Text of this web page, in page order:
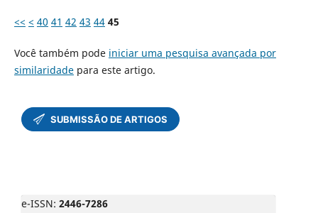
<< < 40 41 42 43 44 45
Você também pode iniciar uma pesquisa avançada por
similaridadepara este artigo.
e-ISSN: 2446-7286